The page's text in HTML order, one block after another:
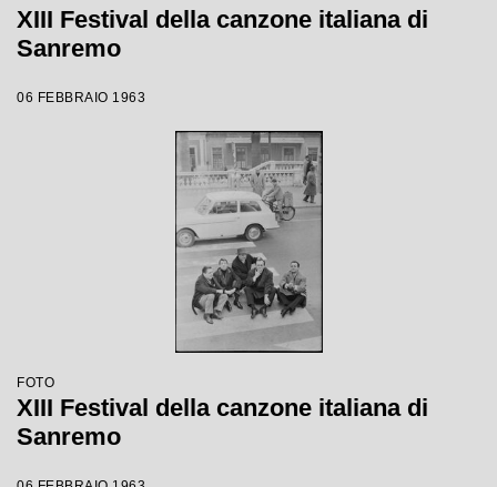
XIII Festival della canzone italiana di
Sanremo
06 FEBBRAIO 1963
FOTO
XIII Festival della canzone italiana di
Sanremo